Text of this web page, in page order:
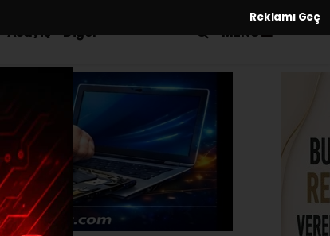
Reklamı Geç
Asayiş Diğer MENÜ